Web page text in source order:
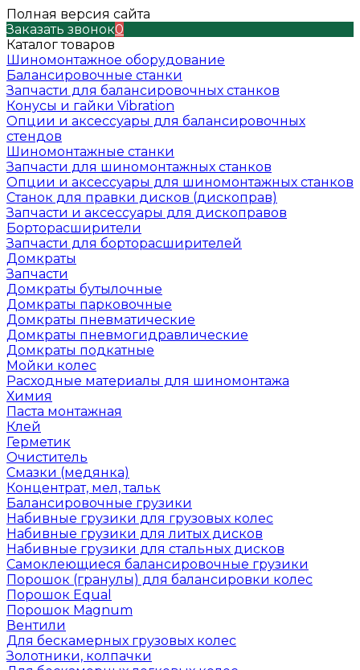
Полная версия сайта
Заказать звонок0
Каталог товаров
Шиномонтажное оборудование
Балансировочные станки
Запчасти для балансировочных станков
Конусы и гайки Vibration
Опции и аксессуары для балансировочных
стендов
Шиномонтажные станки
Запчасти для шиномонтажных станков
Опции и аксессуары для шиномонтажных станков
Станок для правки дисков (дископрав)
Запчасти и аксессуары для дископравов
Борторасширители
Запчасти для борторасширителей
Домкраты
Запчасти
Домкраты бутылочные
Домкраты парковочные
Домкраты пневматические
Домкраты пневмогидравлические
Домкраты подкатные
Мойки колес
Расходные материалы для шиномонтажа
Химия
Паста монтажная
Клей
Герметик
Очиститель
Смазки (медянка)
Концентрат, мел, тальк
Балансировочные грузики
Набивные грузики для грузовых колес
Набивные грузики для литых дисков
Набивные грузики для стальных дисков
Самоклеющиеся балансировочные грузики
Порошок (гранулы) для балансировки колес
Порошок Equal
Порошок Magnum
Вентили
Для бескамерных грузовых колес
Золотники, колпачки